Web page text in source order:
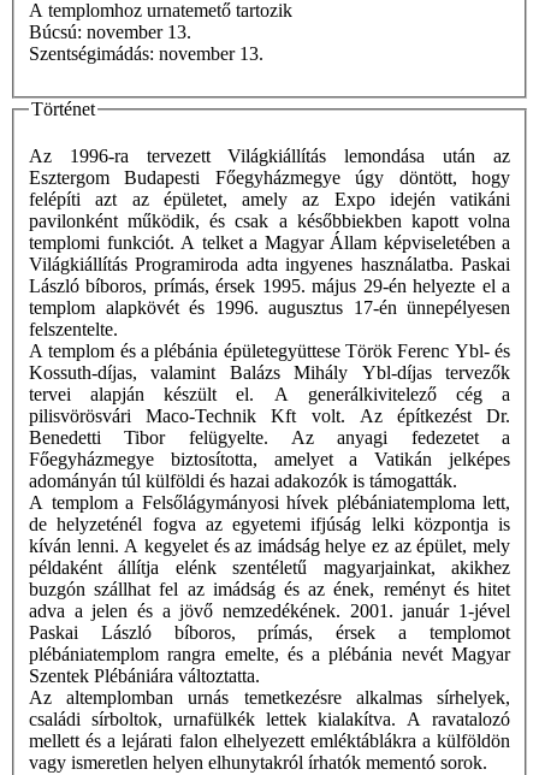
A templomhoz urnatemető tartozik
Búcsú: november 13.
Szentségimádás: november 13.
Történet
Az 1996-ra tervezett Világkiállítás lemondása után az
Esztergom Budapesti Főegyházmegye úgy döntött, hogy
felépíti azt az épületet, amely az Expo idején vatikáni
pavilonként működik, és csak a későbbiekben kapott volna
templomi funkciót. A telket a Magyar Állam képviseletében a
Világkiállítás Programiroda adta ingyenes használatba. Paskai
László bíboros, prímás, érsek 1995. május 29-én helyezte el a
templom alapkövét és 1996. augusztus 17-én ünnepélyesen
felszentelte.
A templom és a plébánia épületegyüttese Török Ferenc Ybl- és
Kossuth-díjas, valamint Balázs Mihály Ybl-díjas tervezők
tervei alapján készült el. A generálkivitelező cég a
pilisvörösvári Maco-Technik Kft volt. Az építkezést Dr.
Benedetti Tibor felügyelte. Az anyagi fedezetet a
Főegyházmegye biztosította, amelyet a Vatikán jelképes
adományán túl külföldi és hazai adakozók is támogatták.
A templom a Felsőlágymányosi hívek plébániatemploma lett,
de helyzeténél fogva az egyetemi ifjúság lelki központja is
kíván lenni. A kegyelet és az imádság helye ez az épület, mely
példaként állítja elénk szentéletű magyarjainkat, akikhez
buzgón szállhat fel az imádság és az ének, reményt és hitet
adva a jelen és a jövő nemzedékének. 2001. január 1-jével
Paskai László bíboros, prímás, érsek a templomot
plébániatemplom rangra emelte, és a plébánia nevét Magyar
Szentek Plébániára változtatta.
Az altemplomban urnás temetkezésre alkalmas sírhelyek,
családi sírboltok, urnafülkék lettek kialakítva. A ravatalozó
mellett és a lejárati falon elhelyezett emléktáblákra a külföldön
vagy ismeretlen helyen elhunytakról írhatók mementó sorok.